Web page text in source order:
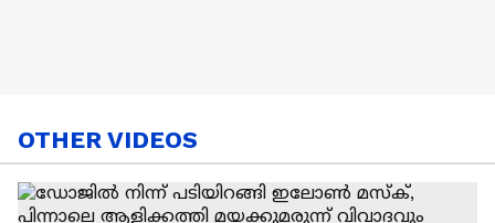
OTHER VIDEOS